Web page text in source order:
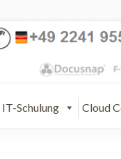
IT-Schulung Cloud